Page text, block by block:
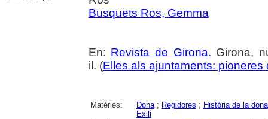
Busquets Ros, Gemma
En: Revista de Girona. Girona,
il. (Elles als ajuntaments: pioneres
Matèries: Dona; Regidores ; Història de la dona
Exili